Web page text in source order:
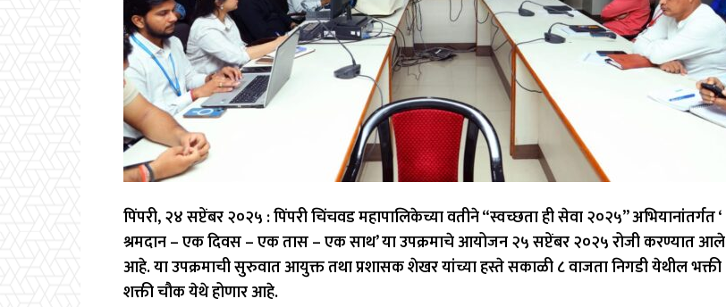
पिंपरी, २४ सप्टेंबर २०२५ : पिंपरी चिंचवड महापालिकेच्या वतीने “स्वच्छता ही सेवा २०२५” अभियानांतर्गत ‘
श्रमदान – एक दिवस – एक तास – एक साथ’ या उपक्रमाचे आयोजन २५ सप्टेंबर २०२५ रोजी करण्यात आले
आहे. या उपक्रमाची सुरुवात आयुक्त तथा प्रशासक शेखर यांच्या हस्ते सकाळी ८ वाजता निगडी येथील भक्ती
शक्ती चौक येथे होणार आहे.